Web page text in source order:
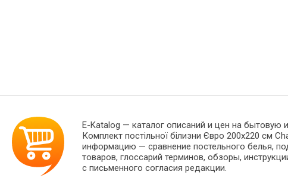
E-Katalog — каталог описаний и цен на бытовую
Комплект постільної білизни Євро 200х220 см
информацию — сравнение постельного белья,
товаров, глоссарий терминов, обзоры,
с письменного согласия редакции.